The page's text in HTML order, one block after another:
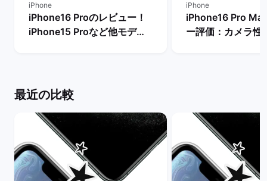
iPhone
iPhone16 Proのレビュー！
iPhone15 Proなど他モデル
iPhone
iPhone16 Pro
ー評価：カメラ性
最近の比較